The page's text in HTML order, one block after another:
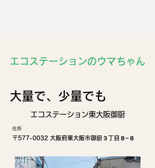
エコステーションのウマちゃん
​大量で、少量でも
エコステーション東大阪御厨
住所
〒577-0032 大阪府東大阪市御厨３丁目８−８